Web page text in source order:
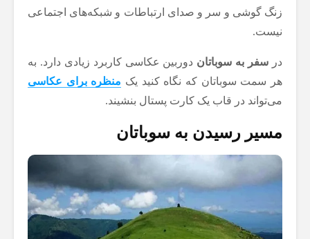
زنگ گوشی و سر و صدای ارتباطات و شبکه‌های اجتماعی
نیست.
در سفر به سوباتان دوربین عکاسی کاربرد زیادی دارد. به
هر سمت سوباتان که نگاه کنید یک منظره برای عکاسی
می‌تواند در قاب یک کارت پستال بنشیند.
مسیر رسیدن به سوباتان